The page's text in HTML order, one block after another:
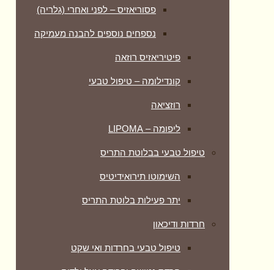
פסוריאזיס – לפני ואחרי (גלריה)
נספחים נוספים להבנה מעמיקה
פיטיריאזיס רוזאה
קונדילומה – טיפול טבעי
רוזציאה
ליפומה – LIPOMA
טיפול טבעי בבלוטת התריס
השימוטו תירואידיטיס
יתר פעילות בלוטת התריס
חרדות ודיכאון
טיפול טבעי בחרדות ואי שקט